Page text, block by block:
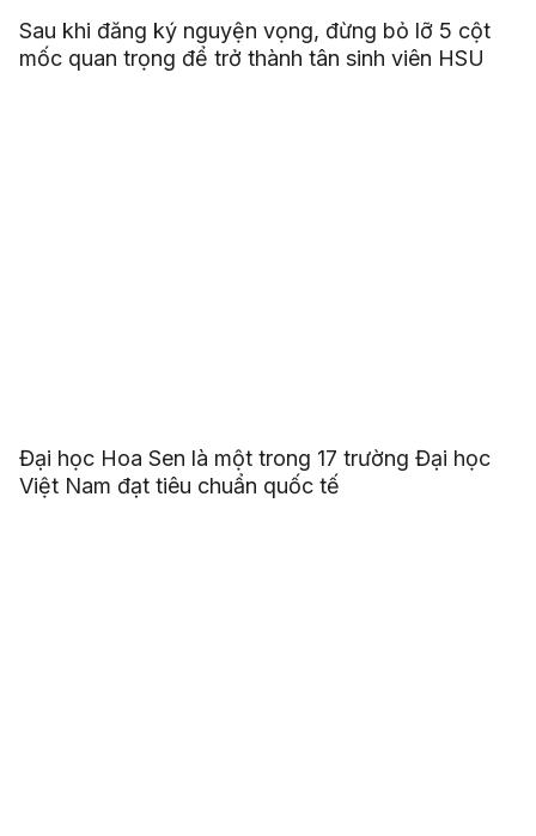
Sau khi đăng ký nguyện vọng, đừng bỏ lỡ 5 cột
mốc quan trọng để trở thành tân sinh viên HSU
Đại học Hoa Sen là một trong 17 trường Đại học
Việt Nam đạt tiêu chuẩn quốc tế